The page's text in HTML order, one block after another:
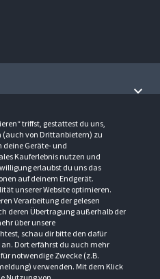
triffst, gestattest du uns,
(auch von Drittanbietern) zu
deine Geräte- und
Kauferlebnis nutzen und
erlaubst du uns das
auf deinem Endgerät.
unserer Website optimieren.
Verarbeitung der gelesen
deren Übertragung außerhalb der
über unsere
schau dir bitte den dafür
Dort erfährst du auch mehr
notwendige Zwecke (z.B.
verwenden. Mit dem Klick
0